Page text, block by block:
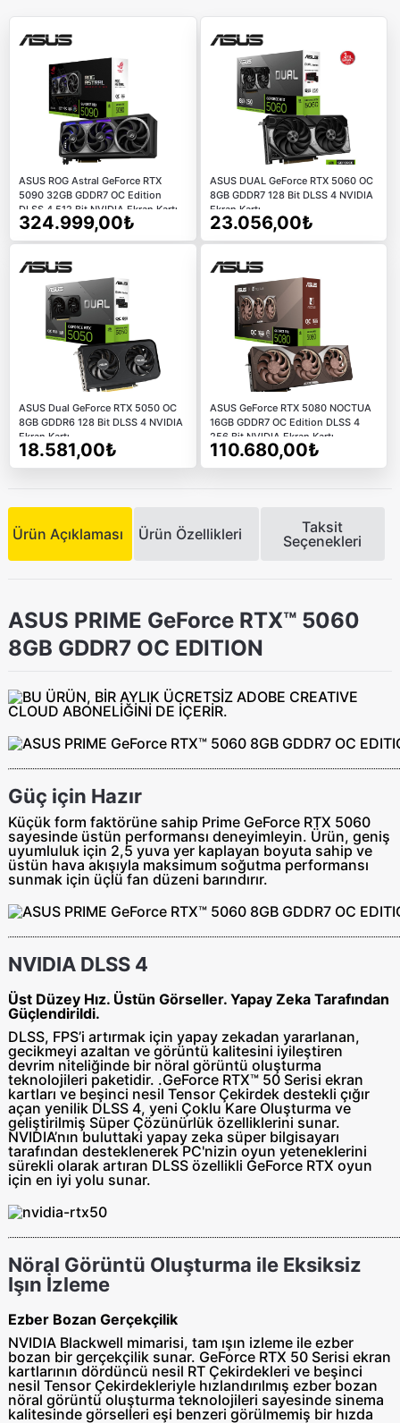
ASUS ROG Astral GeForce RTX
5090 32GB GDDR7 OC Edition
DLSS 4 512 Bit NVIDIA Ekran Kartı
324.999,00₺
ASUS DUAL GeForce RTX 5060 OC
8GB GDDR7 128 Bit DLSS 4 NVIDIA
Ekran Kartı
23.056,00₺
ASUS Dual GeForce RTX 5050 OC
8GB GDDR6 128 Bit DLSS 4 NVIDIA
Ekran Kartı
18.581,00₺
ASUS GeForce RTX 5080 NOCTUA
16GB GDDR7 OC Edition DLSS 4
256 Bit NVIDIA Ekran Kartı
110.680,00₺
Ürün Açıklaması Ürün Özellikleri
Taksit
Seçenekleri
ASUS PRIME GeForce RTX™ 5060
8GB GDDR7 OC EDITION
Güç için Hazır
Küçük form faktörüne sahip Prime GeForce RTX 5060
sayesinde üstün performansı deneyimleyin. Ürün, geniş
uyumluluk için 2,5 yuva yer kaplayan boyuta sahip ve
üstün hava akışıyla maksimum soğutma performansı
sunmak için üçlü fan düzeni barındırır.
NVIDIA DLSS 4
Üst Düzey Hız. Üstün Görseller. Yapay Zeka Tarafından
Güçlendirildi.
DLSS, FPS’i artırmak için yapay zekadan yararlanan,
gecikmeyi azaltan ve görüntü kalitesini iyileştiren
devrim niteliğinde bir nöral görüntü oluşturma
teknolojileri paketidir.‌ .‌GeForce RTX™ 50 Serisi ekran
kartları ve beşinci nesil Tensor Çekirdek destekli çığır
açan yenilik DLSS 4, yeni Çoklu Kare Oluşturma ve
geliştirilmiş Süper Çözünürlük özelliklerini sunar.
NVIDIA’nın buluttaki yapay zeka süper bilgisayarı
tarafından desteklenerek PC'nizin oyun yeteneklerini
sürekli olarak artıran DLSS özellikli GeForce RTX oyun
için en iyi yolu sunar.
Nöral Görüntü Oluşturma ile Eksiksiz
Işın İzleme
Ezber Bozan Gerçekçilik
NVIDIA Blackwell mimarisi, tam ışın izleme ile ezber
bozan bir gerçekçilik sunar. GeForce RTX 50 Serisi ekran
kartlarının dördüncü nesil RT Çekirdekleri ve beşinci
nesil Tensor Çekirdekleriyle hızlandırılmış ezber bozan
nöral görüntü oluşturma teknolojileri sayesinde sinema
kalitesinde görselleri eşi benzeri görülmemiş bir hızda